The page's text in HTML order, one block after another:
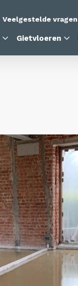
Veelgestelde vragen
Gietvloeren